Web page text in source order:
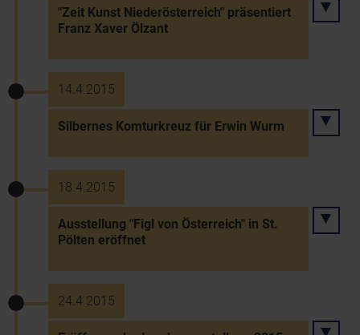
"Zeit Kunst Niederösterreich" präsentiert
Franz Xaver Ölzant
14.4.2015
Silbernes Komturkreuz für Erwin Wurm
18.4.2015
Ausstellung "Figl von Österreich" in St.
Pölten eröffnet
24.4.2015